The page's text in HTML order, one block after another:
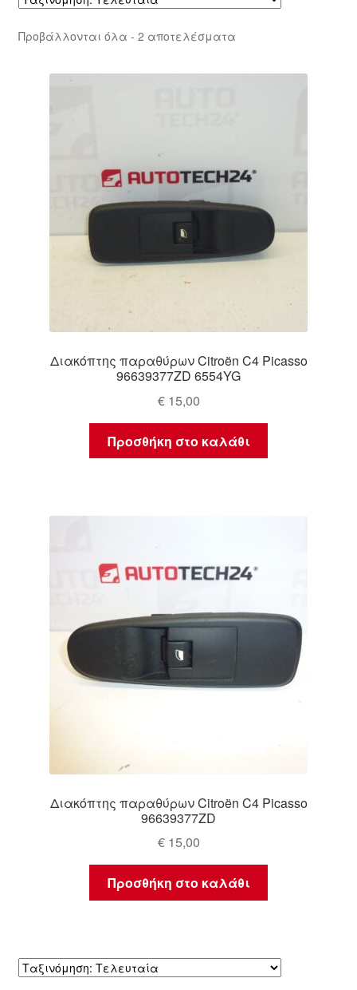
Προβάλλονται όλα - 2 αποτελέσματαSorted
latest
Διακόπτης παραθύρων Citroën C4 Picasso
96639377ZD 6554YG
€15,00
Προσθήκη στο καλάθι
Διακόπτης παραθύρων Citroën C4 Picasso
96639377ZD
€15,00
Προσθήκη στο καλάθι